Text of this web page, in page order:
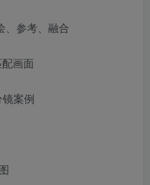
、参考、融合
画面
案例